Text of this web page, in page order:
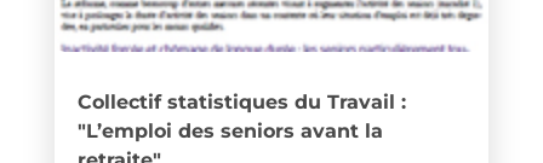
Collectif statistiques du Travail :
"L’emploi des seniors avant la